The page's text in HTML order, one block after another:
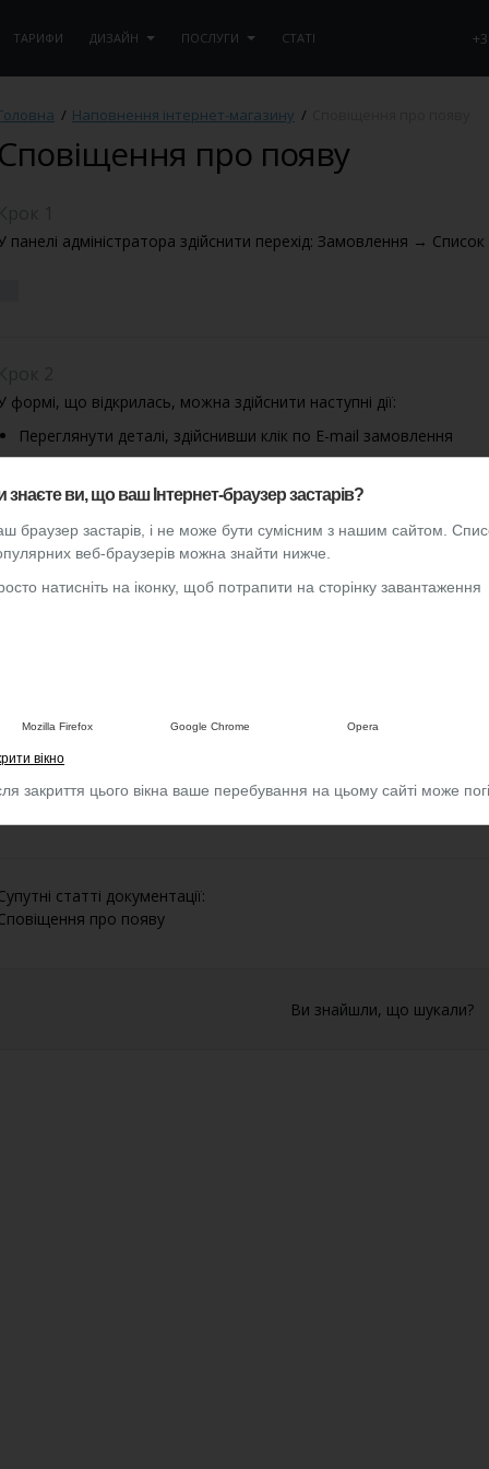
знаєте ви, що ваш Інтернет-браузер застарів?
браузер застарів, і не може бути сумісним з нашим сайтом.
веб-браузерів можна знайти нижче.
натисніть на іконку, щоб потрапити на сторінку завантаження
Mozilla Firefox Google Chrome Opera
вікно
закриття цього вікна ваше перебування на цьому сайті може
ТАРИФИ ДИЗАЙН ПОСЛУГИ СТАТІ
/ Наповнення інтернет-магазину /
Сповіщення про появу
панелі адміністратора здійснити перехід: Замовлення →
формі, що відкрилась, можна здійснити наступні дії:
Переглянути деталі, здійснивши клік по E-mail замовлення
необхідності також можна редагувати дані в доступних
Змінити статус за допомогою випадаючого списку
статті документації:
про появу
Ви знайшли, що шукали?